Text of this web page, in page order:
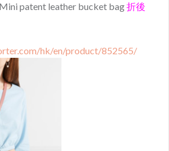
patent leather bucket bag折後
hk/en/product/852565/